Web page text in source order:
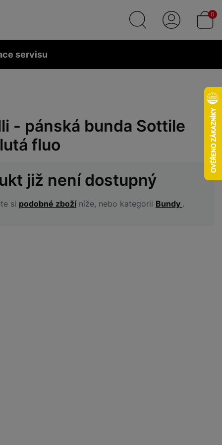
0
servisu
- pánská bunda Sottile
fluo
již není dostupný
si podobné zbožíníže, nebo kategorii Bundy .